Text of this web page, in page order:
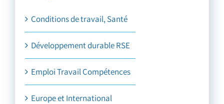
Conditions de travail, Santé
Développement durable RSE
Emploi Travail Compétences
Europe et International